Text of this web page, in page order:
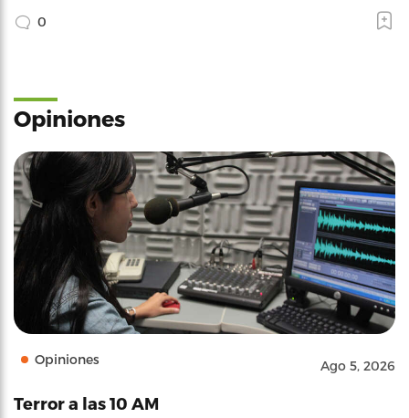
0
Opiniones
Opiniones Ago 5, 2026
Terror a las 10 AM